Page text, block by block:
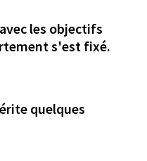
les objectifs
s'est fixé.
quelques